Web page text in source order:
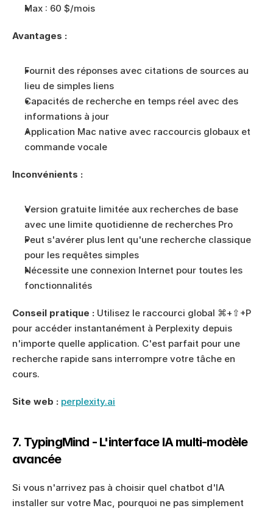
Max : 60 $/mois
Avantages :
Fournit des réponses avec citations de sources au
lieu de simples liens
Capacités de recherche en temps réel avec des
informations à jour
Application Mac native avec raccourcis globaux et
commande vocale
Inconvénients :
Version gratuite limitée aux recherches de base
avec une limite quotidienne de recherches Pro
Peut s'avérer plus lent qu'une recherche classique
pour les requêtes simples
Nécessite une connexion Internet pour toutes les
fonctionnalités
Conseil pratique : Utilisez le raccourci global ⌘+⇧+P
pour accéder instantanément à Perplexity depuis
n'importe quelle application. C'est parfait pour une
recherche rapide sans interrompre votre tâche en
cours.
Site web : perplexity.ai
7. TypingMind - L'interface IA multi-modèle
avancée
Si vous n'arrivez pas à choisir quel chatbot d'IA
installer sur votre Mac, pourquoi ne pas simplement